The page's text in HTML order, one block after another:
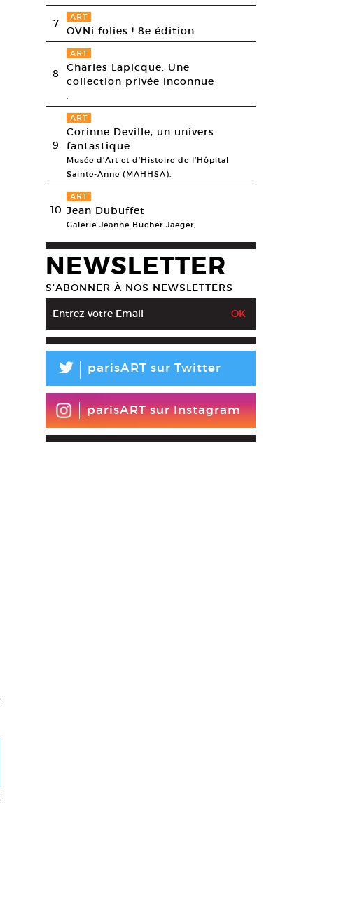
7 ART
OVNi folies ! 8e édition
8
ART
Charles Lapicque. Une
collection privée inconnue
,
9
ART
Corinne Deville, un univers
fantastique
Musée d’Art et d’Histoire de l’Hôpital
Sainte-Anne (MAHHSA),
10
ART
Jean Dubuffet
Galerie Jeanne Bucher Jaeger,
NEWSLETTER
S’ABONNER À NOS NEWSLETTERS
L parisART sur Twitter
parisART sur Instagram